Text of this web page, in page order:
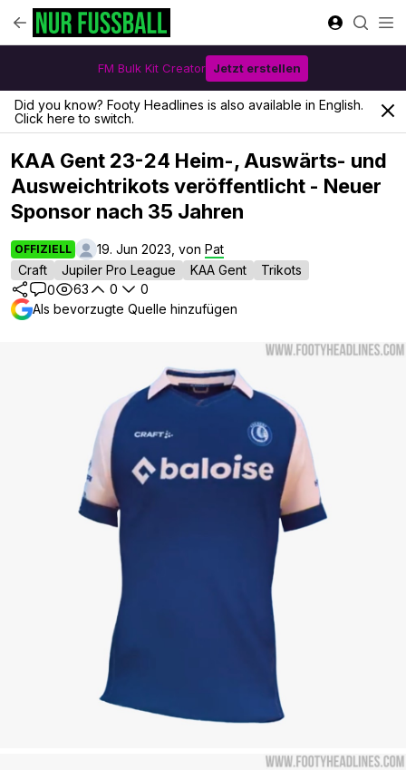
FM Bulk Kit Creator Jetzt erstellen
Did you know? Footy Headlines is also available in English.
Click here to switch.
KAA Gent 23-24 Heim-, Auswärts- und
Ausweichtrikots veröffentlicht - Neuer
Sponsor nach 35 Jahren
OFFIZIELL 19. Jun 2023, von Pat
Craft
Jupiler Pro League KAA Gent
Trikots
0
63 0
0
Als bevorzugte Quelle hinzufügen